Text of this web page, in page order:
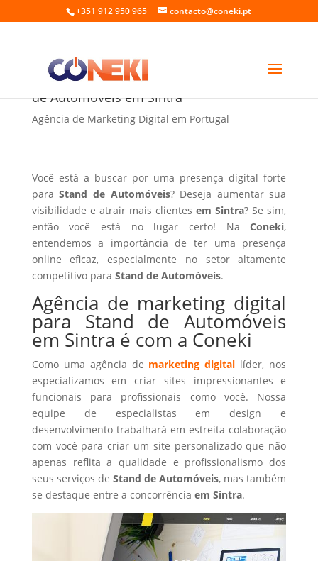
+351 912 950 965 contacto@coneki.pt
Agência de marketing digital para Stand
de Automóveis em Sintra
Agência de Marketing Digital em Portugal
Você está a buscar por uma presença digital forte
paraStand de Automóveis? Deseja aumentar sua
visibilidade e atrair mais clientesem Sintra? Se sim,
então você está no lugar certo! NaConeki,
entendemos a importância de ter uma presença
online eficaz, especialmente no setor altamente
competitivo para Stand de Automóveis.
Agência de marketing digital
para Stand de Automóveis
em Sintra é com a Coneki
Como uma agência de marketing digital líder, nos
especializamos em criar sites impressionantes e
funcionais para profissionais como você. Nossa
equipe de especialistas em design e
desenvolvimento trabalhará em estreita colaboração
com você para criar um site personalizado que não
apenas reflita a qualidade e profissionalismo dos
seus serviços de Stand de Automóveis, mas também
se destaque entre a concorrência em Sintra.